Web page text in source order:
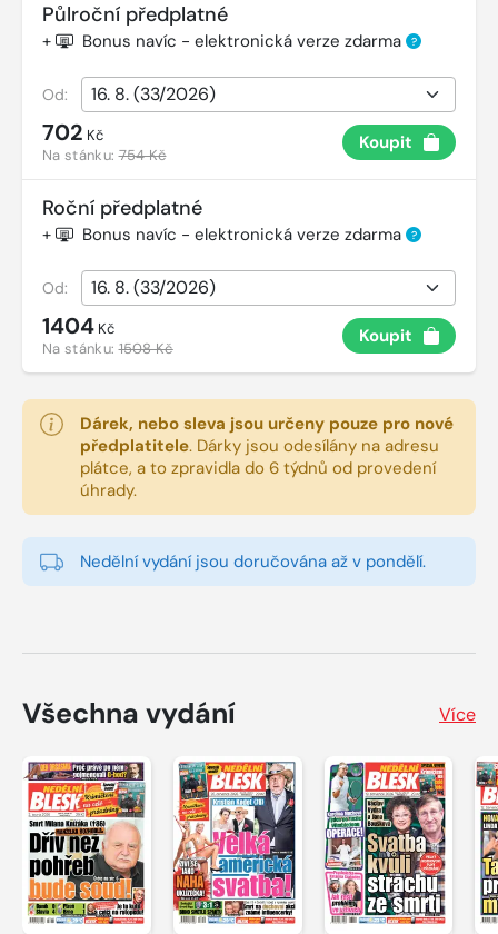
Půlroční předplatné
+ Bonus navíc - elektronická verze zdarma ?
Od:
702 Kč
Na stánku:754 Kč
Koupit
Roční předplatné
+ Bonus navíc - elektronická verze zdarma ?
Od:
1404 Kč
Na stánku:1508 Kč
Koupit
Dárek, nebo sleva jsou určeny pouze pro nové
předplatitele. Dárky jsou odesílány na adresu
plátce, a to zpravidla do 6 týdnů od provedení
úhrady.
Nedělní vydání jsou doručována až v pondělí.
Všechna vydání Více